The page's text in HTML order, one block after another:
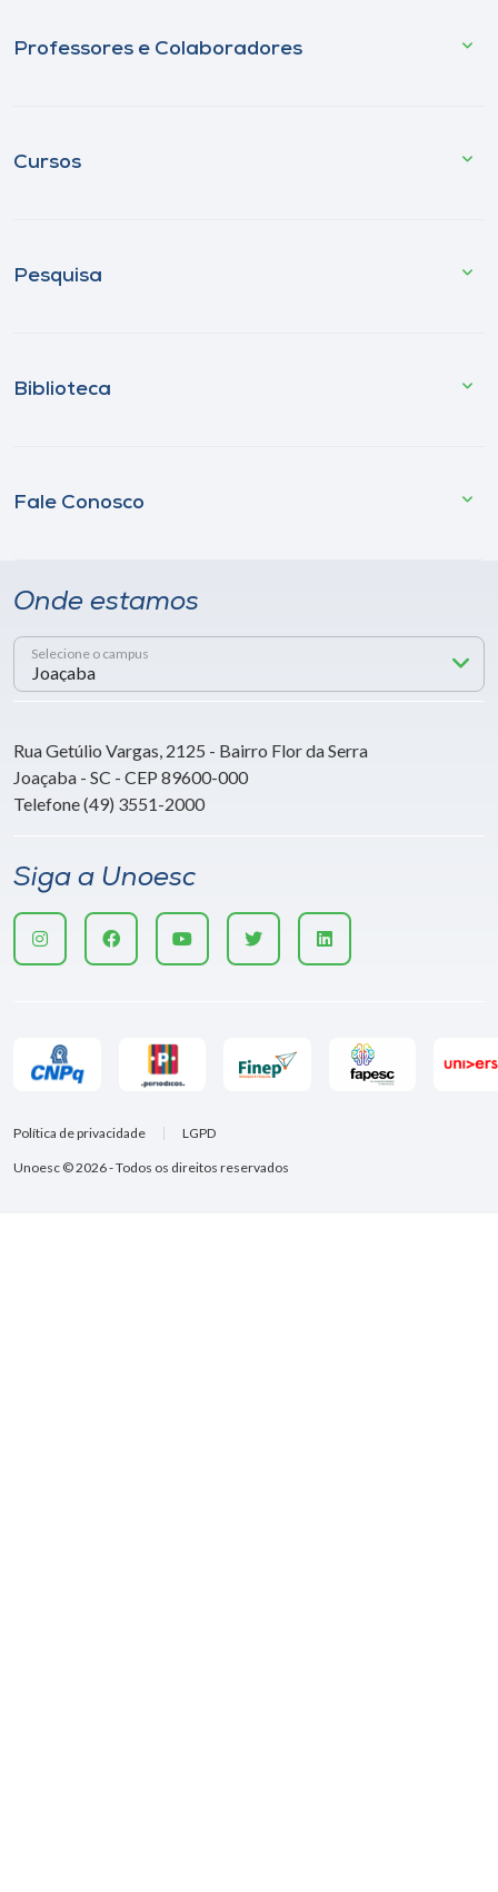
Professores e Colaboradores
Cursos
Pesquisa
Biblioteca
Fale Conosco
Onde estamos
Selecione o campus
Rua Getúlio Vargas, 2125 - Bairro Flor da Serra
Joaçaba - SC - CEP 89600-000
Telefone (49) 3551-2000
Siga a Unoesc
Unoesc © 2026 - Todos os direitos reservados
Política de privacidade LGPD